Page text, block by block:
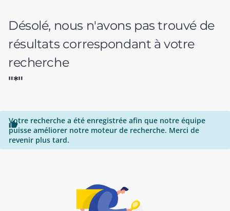
Désolé, nous n'avons pas trouvé de
résultats correspondant à votre
recherche
"*"

Votre recherche a été enregistrée afin que notre équipe
puisse améliorer notre moteur de recherche. Merci de
revenir plus tard.